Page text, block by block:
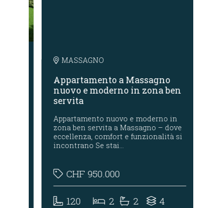
MASSAGNO
Appartamento a Massagno
nuovo e moderno in zona ben
servita
Appartamento nuovo e moderno in
zona ben servita a Massagno – dove
eccellenza, comfort e funzionalità si
incontrano Se stai…
CHF950.000
120 2 2 4